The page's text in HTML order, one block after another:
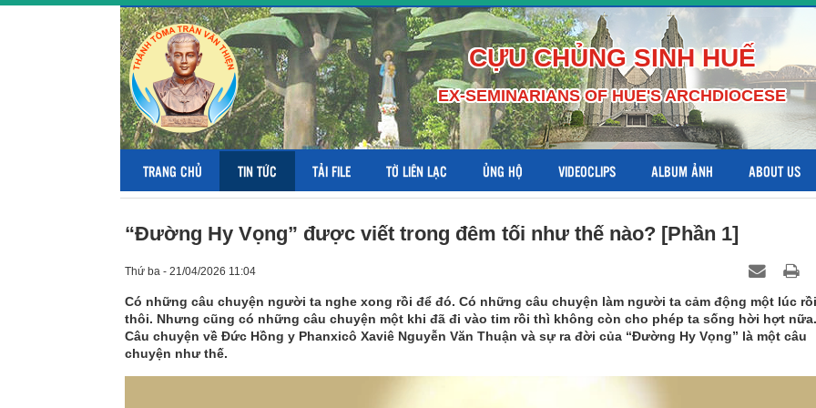
CỰU CHỦNG SINH HUẾ
EX-SEMINARIANS OF HUE'S ARCHDIOCESE
TRANG CHỦ TIN TỨC TẢI FILE TỜ LIÊN LẠC ỦNG HỘ VIDEOCLIPS ALBUM ẢNH ABOUT US
“Đường Hy Vọng” được viết trong đêm tối như thế nào? [Phần 1]
Thứ ba - 21/04/2026 11:04
Có những câu chuyện người ta nghe xong rồi để đó. Có những câu chuyện làm người ta cảm động một lúc rồi
thôi. Nhưng cũng có những câu chuyện một khi đã đi vào tim rồi thì không còn cho phép ta sống hời hợt nữa.
Câu chuyện về Đức Hồng y Phanxicô Xaviê Nguyễn Văn Thuận và sự ra đời của “Đường Hy Vọng” là một câu
chuyện như thế.